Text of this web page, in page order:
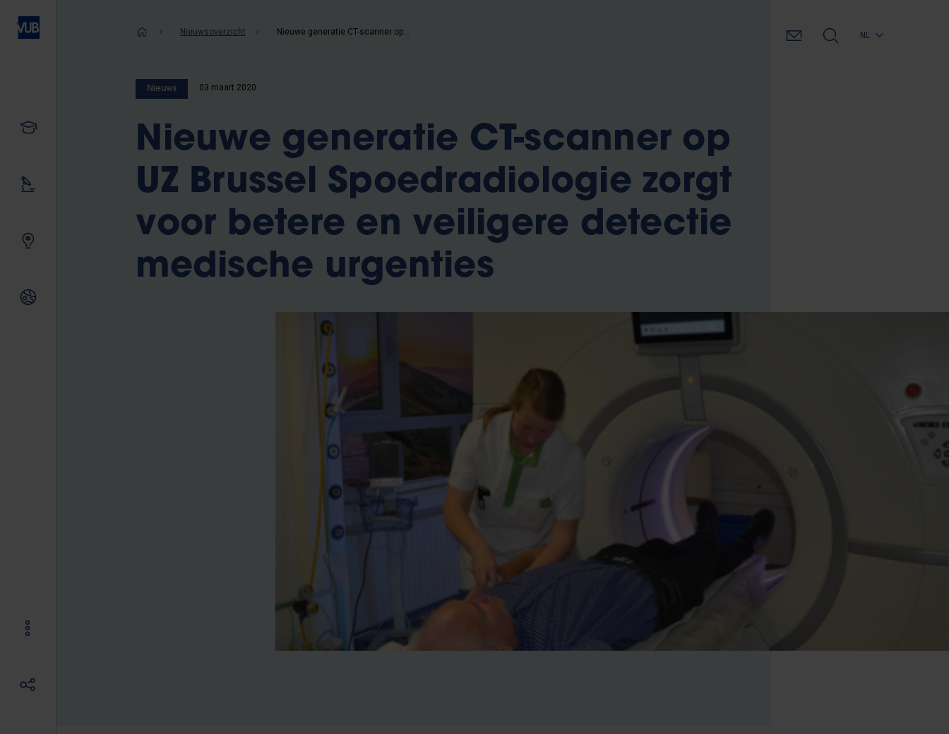
Ons onderzoek
Kruimelpad
Nieuwsoverzicht NL
Nieuws 03 maart 2020
Nieuwe generatie CT-scanner op
UZ Brussel Spoedradiologie zorgt
voor betere en veiligere detectie
medische urgenties